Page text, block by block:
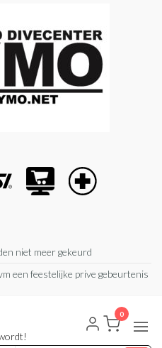
niet meer gekeurd
een feestelijke prive gebeurtenis
0